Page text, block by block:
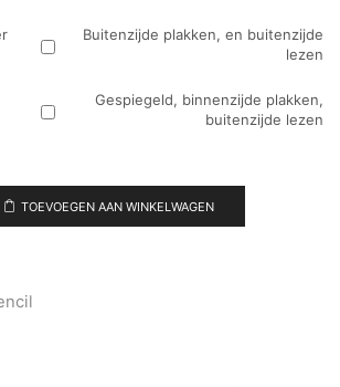
Buitenzijde plakken, en buitenzijde
lezen
Gespiegeld, binnenzijde plakken,
buitenzijde lezen
TOEVOEGEN AAN WINKELWAGEN